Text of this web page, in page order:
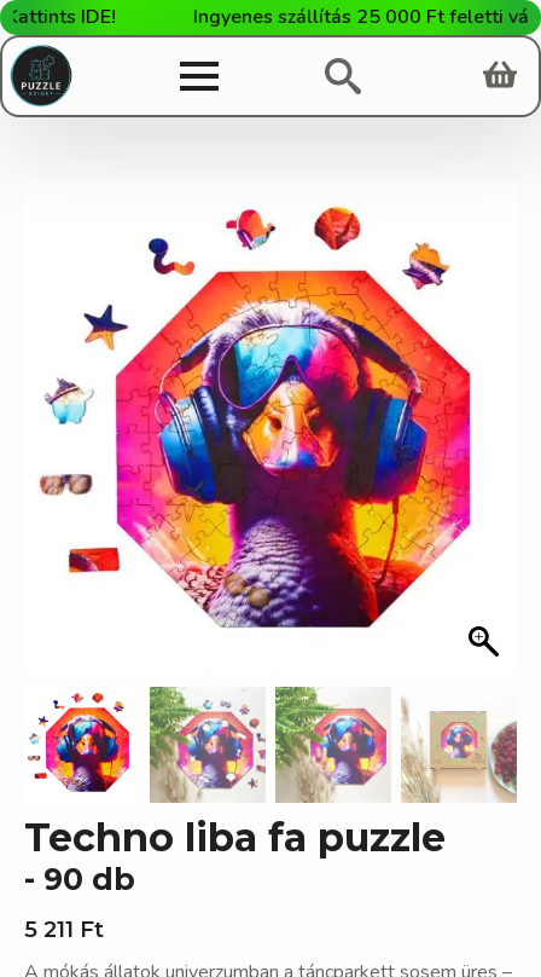
IDE! Ingyenes szállítás 25 000 Ft feletti
Techno liba fa puzzle
- 90 db
5 211 Ft